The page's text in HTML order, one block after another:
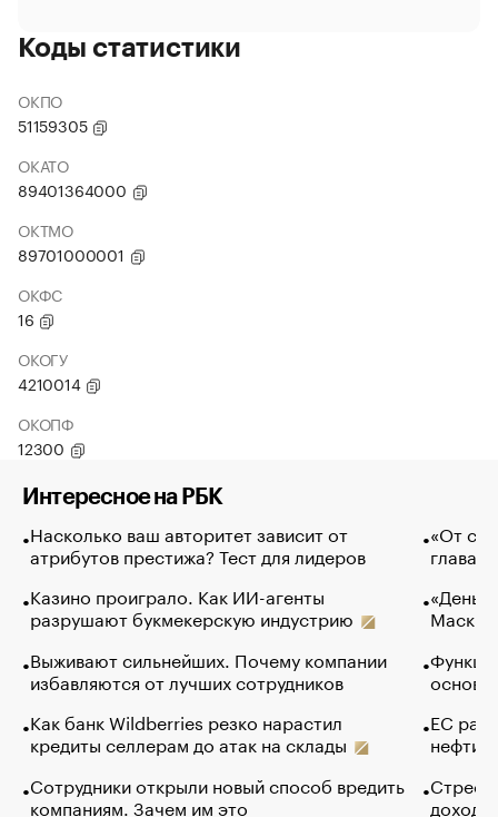
Коды статистики
ОКПО
51159305
ОКАТО
89401364000
ОКТМО
89701000001
ОКФС
16
ОКОГУ
4210014
ОКОПФ
12300
Интересное на РБК
Насколько ваш авторитет зависит от
атрибутов престижа? Тест для лидеров
Казино проиграло. Как ИИ-агенты
разрушают букмекерскую индустрию
Выживают сильнейших. Почему компании
избавляются от лучших сотрудников
Как банк Wildberries резко нарастил
кредиты селлерам до атак на склады
Сотрудники открыли новый способ вредить
компаниям. Зачем им это
«От
глава
Маск в
основ
ЕС
нефти